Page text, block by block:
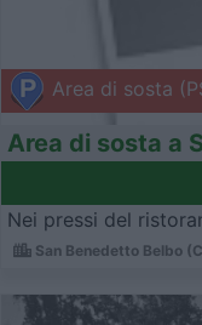
Area di sosta
Area di sosta a
Nei pressi del
San Benedetto Belbo